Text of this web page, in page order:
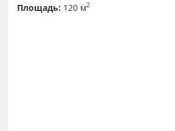
Площадь: 120 м2